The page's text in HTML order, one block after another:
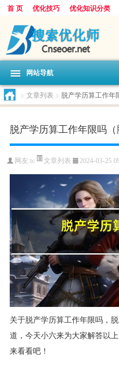
首 页 优化技巧 优化知识分类
网站导航
> 文章列表 > 脱产学历算工作年
脱产学历算工作年限吗（
网友:tc 文章列表 2024-03-25
关于脱产学历算工作年限吗，
道，今天小六来为大家解答以
来看看吧！